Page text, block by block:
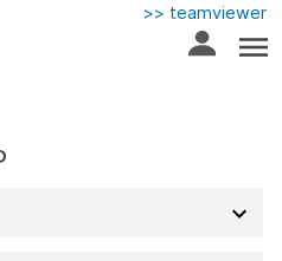
>> teamviewer